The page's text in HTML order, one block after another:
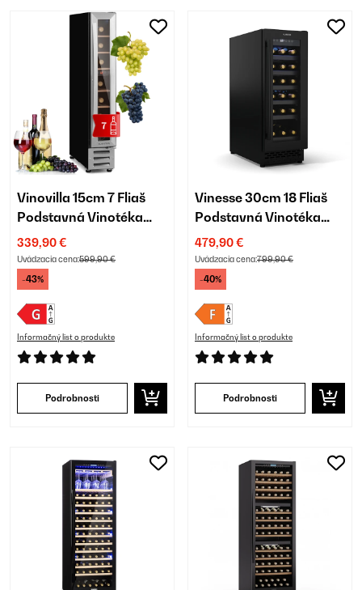
Vinovilla 15cm 7 Fliaš
Podstavná Vinotéka
Jednozónová
Strieborná
339,90 €
Uvádzacia cena:599,90 €
-43%
Informačný list o produkte
Podrobnosti
Vinesse 30cm 18 Fliaš
Podstavná Vinotéka
Jednozónová Čierna
479,90 €
Uvádzacia cena:799,90 €
-40%
Informačný list o produkte
Podrobnosti